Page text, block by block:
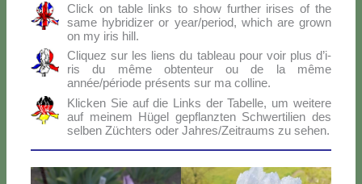
Click on ta­ble links to show fur­ther iri­ses of the
sa­me hy­bri­di­zer or year/period, which are gro­wn
on my iris hill.
Cli­quez sur les liens du ta­bleau pour voir plus d’i­
ris du mê­me ob­ten­teur ou de la mê­me
année/période pré­sen­ts sur ma col­li­ne.
Klic­ken Sie auf die Links der Ta­bel­le, um wei­te­re
auf mei­nem Hü­gel ge­p­flanz­ten Sch­wer­ti­lien des
sel­ben Zü­ch­ters oder Jahres/Zeitraums zu se­hen.